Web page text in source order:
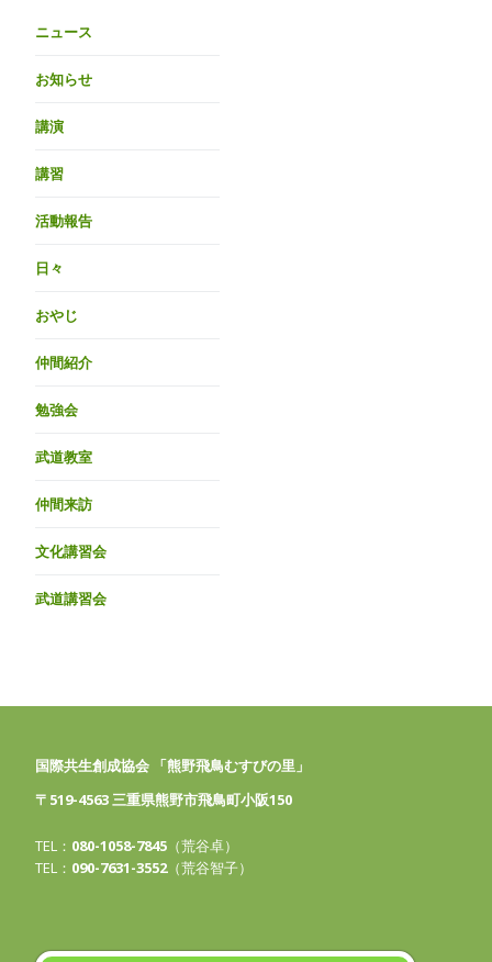
ニュース
お知らせ
講演
講習
活動報告
日々
おやじ
仲間紹介
勉強会
武道教室
仲間来訪
文化講習会
武道講習会
国際共生創成協会 「熊野飛鳥むすびの里」
〒519-4563 三重県熊野市飛鳥町小阪150
TEL： 080-1058-7845 （荒谷卓）
TEL： 090-7631-3552（荒谷智子）